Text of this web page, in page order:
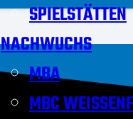
SPIELSTÄTTEN
NACHWUCHS
MBA
MBC